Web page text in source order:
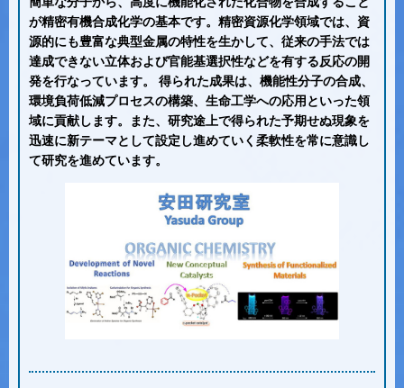
が精密有機合成化学の基本です。精密資源化学領域では、資
源的にも豊富な典型金属の特性を生かして、従来の手法では
達成できない立体および官能基選択性などを有する反応の開
発を行なっています。 得られた成果は、機能性分子の合成、
環境負荷低減プロセスの構築、生命工学への応用といった領
域に貢献します。また、研究途上で得られた予期せぬ現象を
迅速に新テーマとして設定し進めていく柔軟性を常に意識し
て研究を進めています。